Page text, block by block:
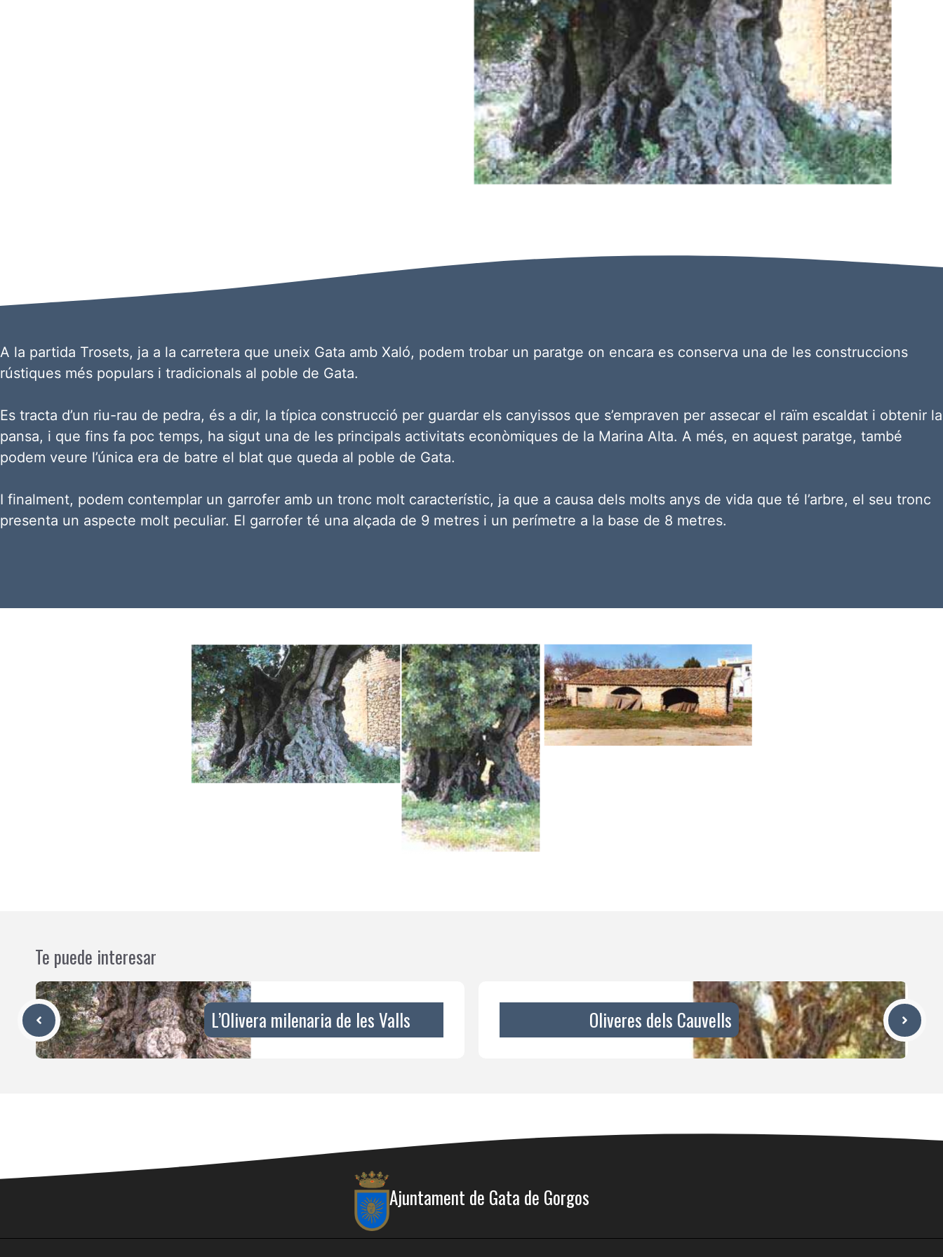
A la partida Trosets, ja a la carretera que uneix Gata amb Xaló, podem trobar un paratge on encara es conserva una de les construccions
rústiques més populars i tradicionals al poble de Gata.
Es tracta d’un riu-rau de pedra, és a dir, la típica construcció per guardar els canyissos que s’empraven per assecar el raïm escaldat i obtenir la
pansa, i que fins fa poc temps, ha sigut una de les principals activitats econòmiques de la Marina Alta. A més, en aquest paratge, també
podem veure l’única era de batre el blat que queda al poble de Gata.
I finalment, podem contemplar un garrofer amb un tronc molt característic, ja que a causa dels molts anys de vida que té l’arbre, el seu tronc
presenta un aspecte molt peculiar. El garrofer té una alçada de 9 metres i un perímetre a la base de 8 metres.
Te puede interesar
L’Olivera milenaria de les Valls Oliveres dels Cauvells
Ajuntament de Gata de Gorgos